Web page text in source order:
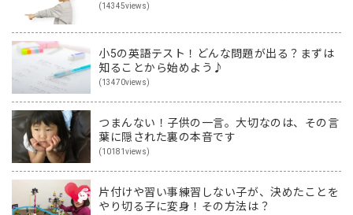
(14345views)
小5の英語テスト！どんな問題が出る？まずは
知ることから始めよう♪
(13470views)
つまんない！子供の一言。大切なのは、その言
葉に隠された裏の本音です
(10181views)
片付けや習い事練習しない子が、決めたことを
やり切る子に変身！その方法は？